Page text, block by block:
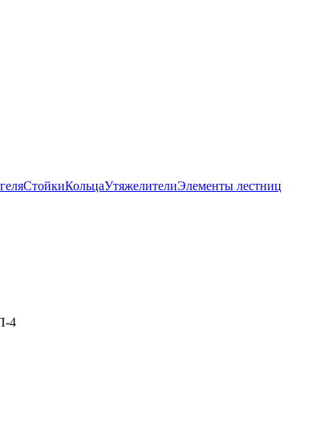
СтойкиКольцаУтяжелителиЭлементы лестниц
4